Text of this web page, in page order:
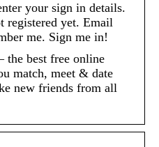
your sign in details.
registered yet. Email
me. Sign me in!
the best free online
match, meet & date
new friends from all